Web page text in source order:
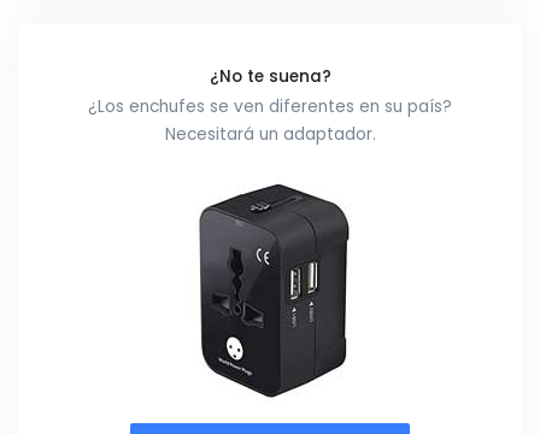
¿No te suena?
¿Los enchufes se ven diferentes en su país?
Necesitará un adaptador.